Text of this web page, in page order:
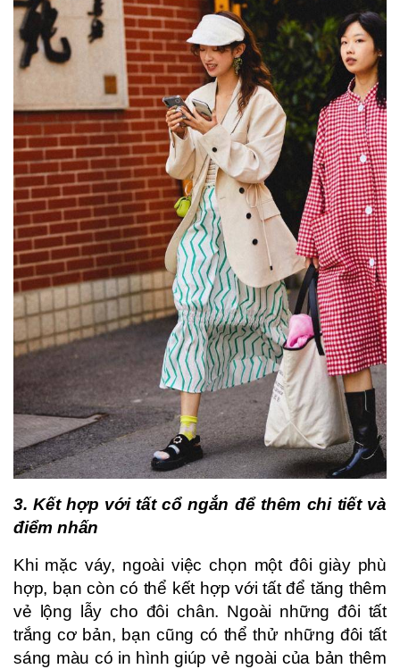
3. Kết hợp với tất cổ ngắn để thêm chi tiết và
điểm nhấn
Khi mặc váy, ngoài việc chọn một đôi giày phù
hợp, bạn còn có thể kết hợp với tất để tăng thêm
vẻ lộng lẫy cho đôi chân. Ngoài những đôi tất
trắng cơ bản, bạn cũng có thể thử những đôi tất
sáng màu có in hình giúp vẻ ngoài của bản thêm